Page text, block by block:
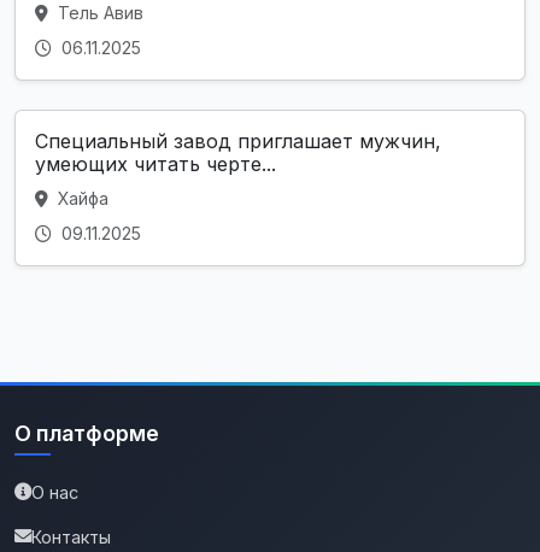
Тель Авив
06.11.2025
Специальный завод приглашает мужчин,
умеющих читать черте...
Хайфа
09.11.2025
О платформе
О нас
Контакты